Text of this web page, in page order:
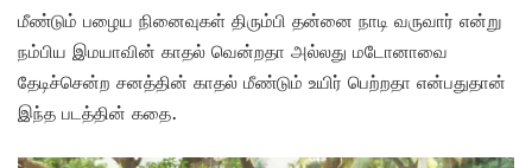
மீண்டும் பழைய நினைவுகள் திரும்பி தன்னை நாடி வருவார் என்று
நம்பிய இமயாவின் காதல் வென்றதா அல்லது மடோனாவை
தேடிச்சென்ற சனத்தின் காதல் மீண்டும் உயிர் பெற்றதா என்பதுதான்
இந்த படத்தின் கதை.